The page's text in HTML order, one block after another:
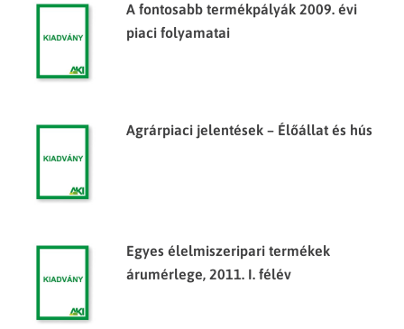
A fontosabb termékpályák 2009. évi
piaci folyamatai
Agrárpiaci jelentések – Élőállat és hús
Egyes élelmiszeripari termékek
árumérlege, 2011. I. félév